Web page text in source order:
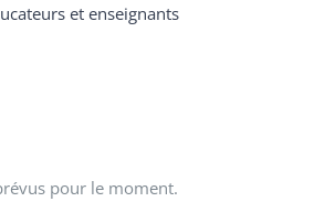
et enseignants
pour le moment.